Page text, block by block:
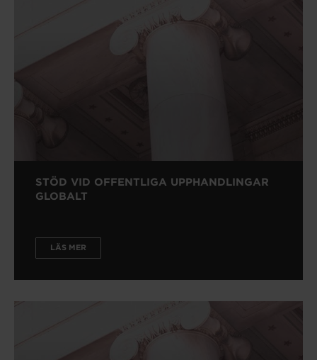
STÖD VID OFFENTLIGA UPPHANDLINGAR
GLOBALT
LÄS MER